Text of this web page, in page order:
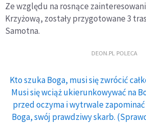
Ze względu na rosnące
Krzyżową, zostały przygotowane 3
Samotna.
DEON.PL POLECA
Kto szuka Boga, musi się zwrócić
Musi się wciąż ukierunkowywać na
przed oczyma i wytrwale
Boga, swój prawdziwy skarb.